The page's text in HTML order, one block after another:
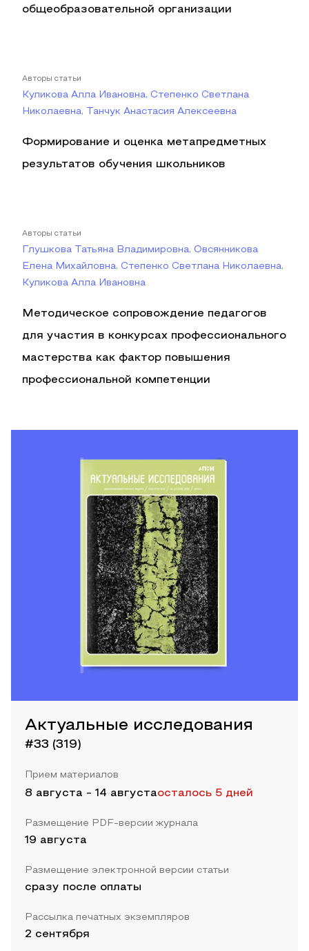
общеобразовательной организации
Авторы статьи
Куликова Алла Ивановна, Степенко Светлана
Николаевна, Танчук Анастасия Алексеевна
Формирование и оценка метапредметных
результатов обучения школьников
Авторы статьи
Глушкова Татьяна Владимировна, Овсянникова
Елена Михайловна, Степенко Светлана Николаевна,
Куликова Алла Ивановна
Методическое сопровождение педагогов
для участия в конкурсах профессионального
мастерства как фактор повышения
профессиональной компетенции
Актуальные исследования
#33 (319)
Прием материалов
8 августа - 14 августаосталось 5 дней
Размещение PDF-версии журнала
19 августа
Размещение электронной версии статьи
сразу после оплаты
Рассылка печатных экземпляров
2 сентября